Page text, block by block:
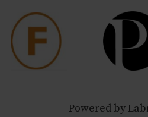
Powered by